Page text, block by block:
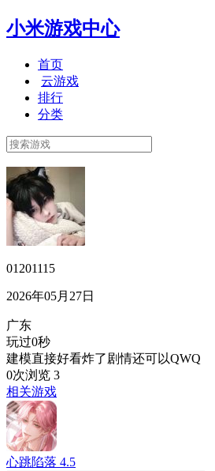
小米游戏中心
首页
云游戏
排行
分类
01201115
2026年05月27日
广东
玩过0秒
建模直接好看炸了剧情还可以QWQ
0次浏览 3
相关游戏
心跳陷落 4.5